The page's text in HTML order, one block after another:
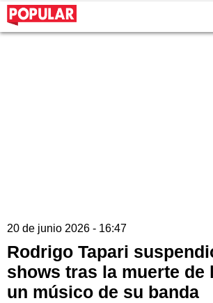
20 de junio 2026 - 16:47
Rodrigo Tapari
shows tras la muerte de
un músico de su banda